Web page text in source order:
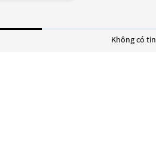
Không có